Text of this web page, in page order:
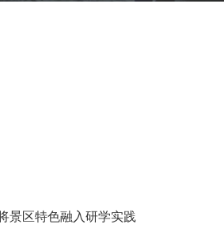
景区特色融入研学实践